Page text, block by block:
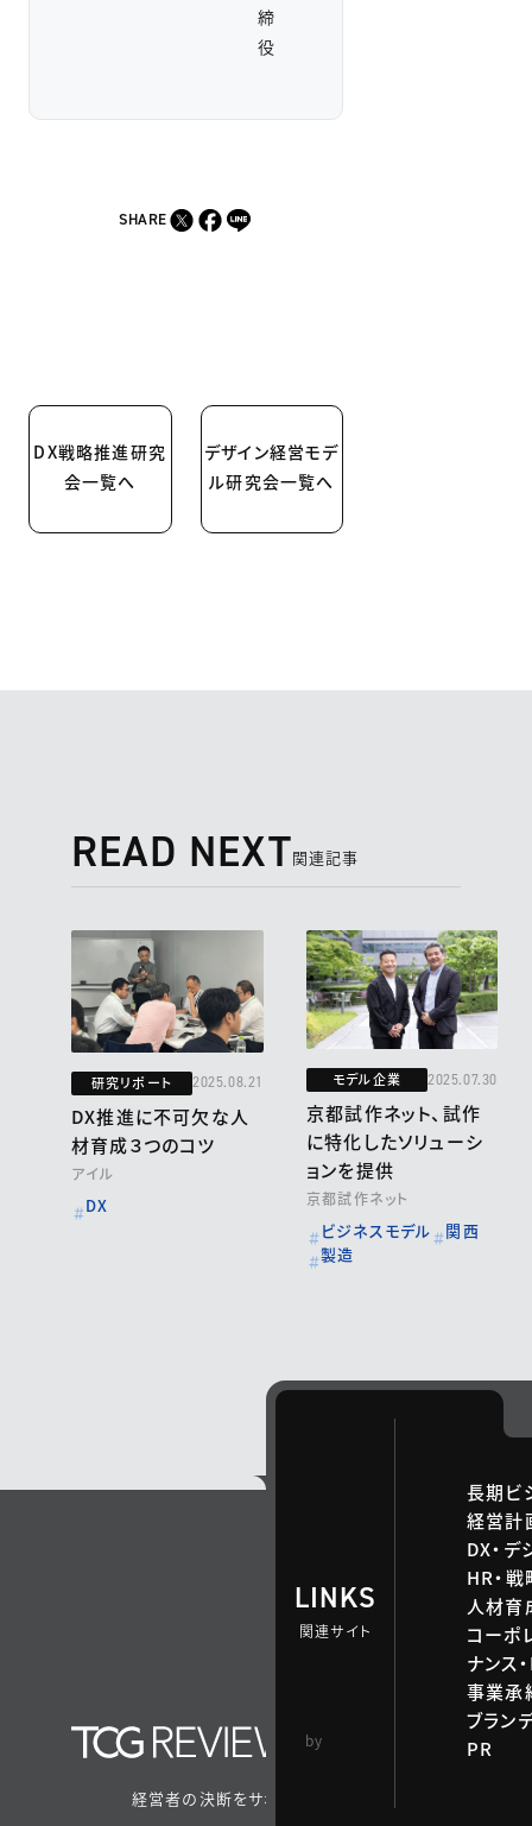
締
役
SHARE
DX戦略推進研究
会一覧へ
デザイン経営モデ
ル研究会一覧へ
READ NEXT関連記事
研究リポート 2025.08.21
DX推進に不可欠な人
材育成３つのコツ
アイル
DX
モデル企業 2025.07.30
京都試作ネット、試作
に特化したソリューシ
ョンを提供
京都試作ネット
ビジネスモデル
関西
製造
LINKS
関連サイト
長期ビ
経営計
DX・デ
HR・
人材育
コーポ
ナンス
事業承
ブラン
PR
by
経営者の決断をサポートするメディア